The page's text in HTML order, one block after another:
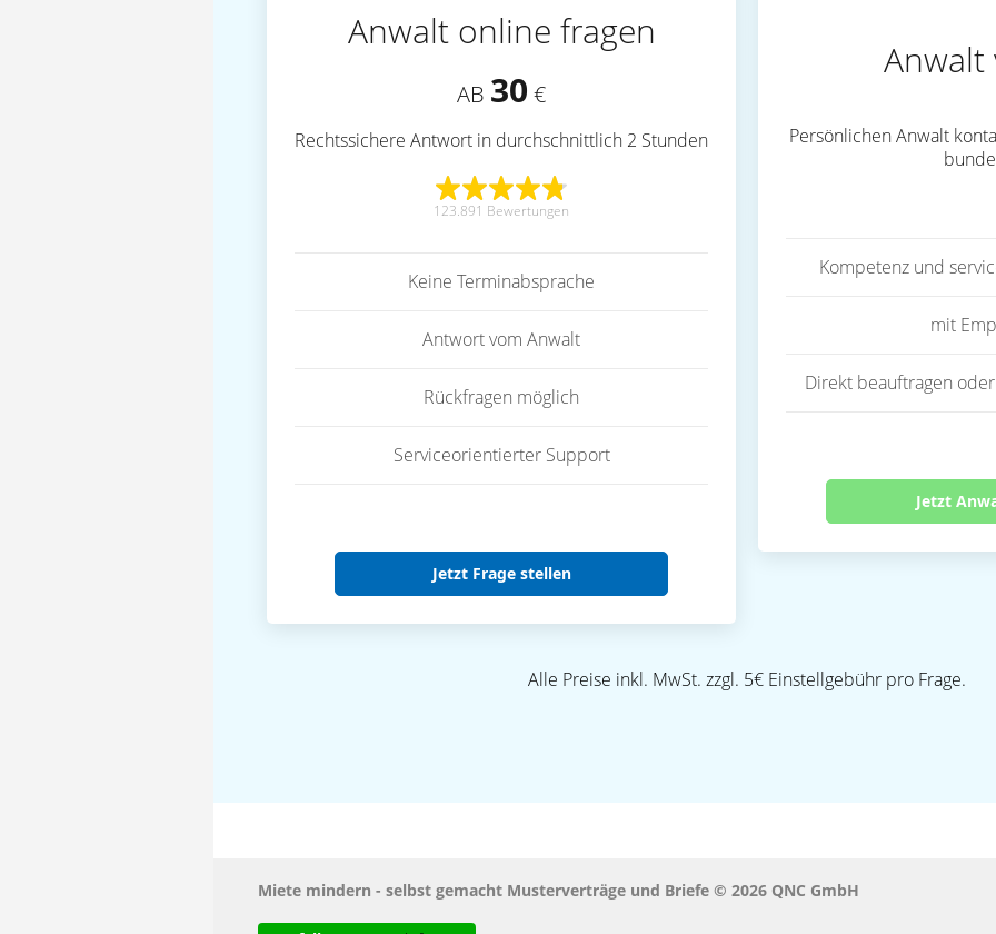
Anwalt online fragen
AB 30 €
Rechtssichere Antwort in durchschnittlich 2 Stunden
123.891 Bewertungen
Keine Terminabsprache
Antwort vom Anwalt
Rückfragen möglich
Serviceorientierter Support
Jetzt Frage stellen
Persönlichen Anwalt
Kompetenz und
mit
Direkt beauftragen
Jetzt
Alle Preise inkl. MwSt. zzgl. 5€ Einstellgebühr pro Frage.
Miete mindern - selbst gemacht Musterverträge und Briefe © 2026 QNC GmbH